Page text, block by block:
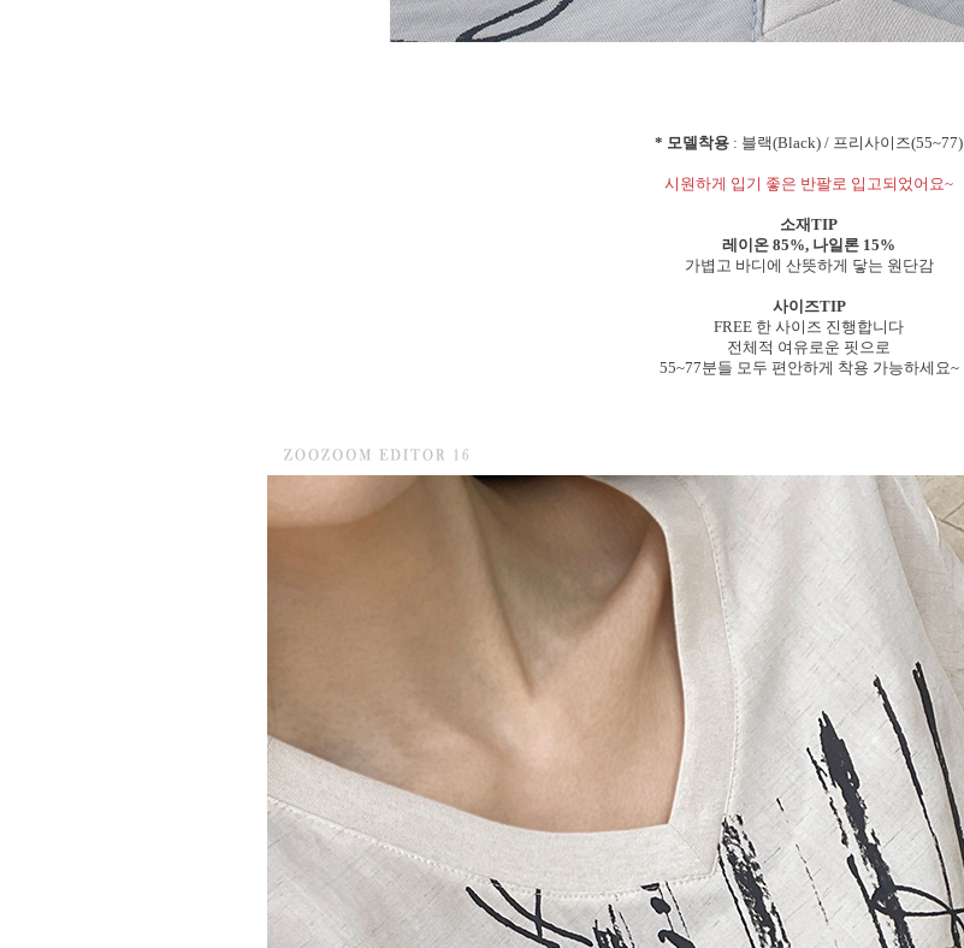
* 모델착용 : 블랙(Black) / 프리사이즈(55~77)
시원하게 입기 좋은 반팔로 입고되었어요~
소재TIP
레이온 85%, 나일론 15%
가볍고 바디에 산뜻하게 닿는 원단감
사이즈TIP
FREE 한 사이즈 진행합니다
전체적 여유로운 핏으로
55~77분들 모두 편안하게 착용 가능하세요~